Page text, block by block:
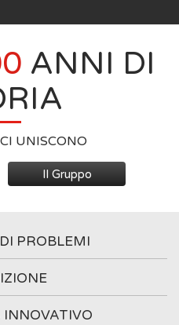
ANNI DI
UNISCONO
Il Gruppo
PROBLEMI
INNOVATIVO